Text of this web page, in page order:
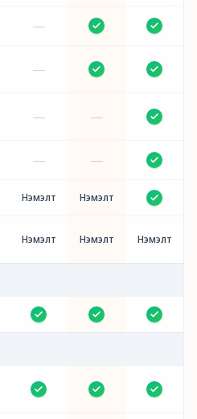
—
—
— —
— —
Нэмэлт Нэмэлт
Нэмэлт Нэмэлт Нэмэлт